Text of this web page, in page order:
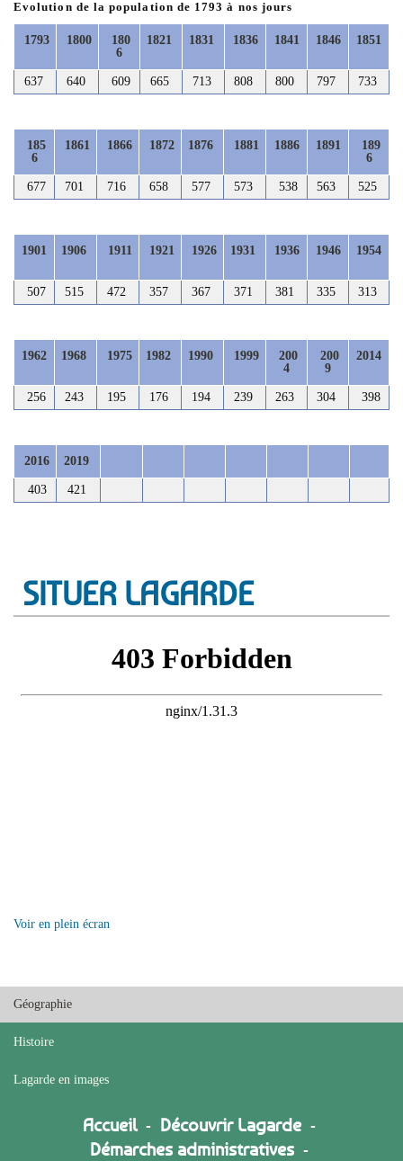
Evolution de la population de 1793 à nos jours
1793 1800
180
6
1821 1831 1836 1841 1846 1851
637 640 609 665 713 808 800 797 733
185
6
1861 1866 1872 1876 1881 1886 1891
189
6
677 701 716 658 577 573 538 563 525
1901 1906 1911 1921 1926 1931 1936 1946 1954
507 515 472 357 367 371 381 335 313
1962 1968 1975 1982 1990 1999
200
4
200
9
2014
256 243 195 176 194 239 263 304 398
2016 2019
403 421
SITUER LAGARDE
Voir en plein écran
Géographie
Histoire
Lagarde en images
Accueil - Découvrir Lagarde -
Démarches administratives -